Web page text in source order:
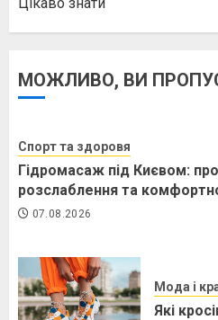
МОЖЛИВО, ВИ
Спорт та здоровя
Гідромасаж під Києвом:
розслаблення та
07.08.2026
Мода і
Які